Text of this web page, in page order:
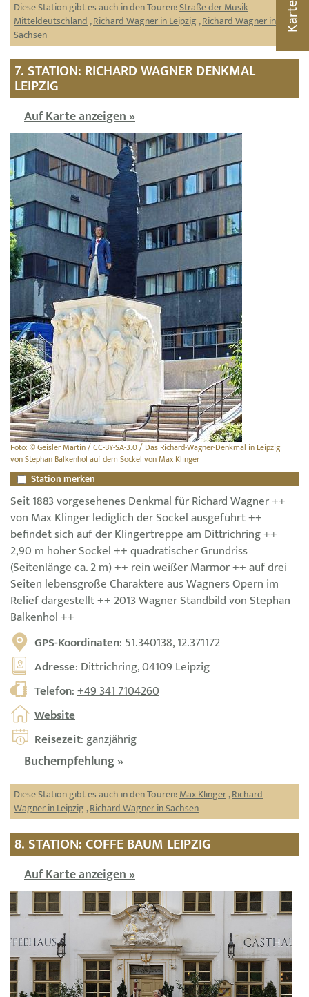
Diese Station gibt es auch in den Touren:Straße der Musik
Mitteldeutschland,Richard Wagner in Leipzig ,Richard Wagner in
Sachsen
7. STATION: RICHARD WAGNER DENKMAL
LEIPZIG
Auf Karte anzeigen »
Foto: © Geisler Martin / CC-BY-SA-3.0 / Das Richard-Wagner-Denkmal in Leipzig
von Stephan Balkenhol auf dem Sockel von Max Klinger
Station merken
Seit 1883 vorgesehenes Denkmal für Richard Wagner ++
von Max Klinger lediglich der Sockel ausgeführt ++
befindet sich auf der Klingertreppe am Dittrichring ++
2,90 m hoher Sockel ++ quadratischer Grundriss
(Seitenlänge ca. 2 m) ++ rein weißer Marmor ++ auf drei
Seiten lebensgroße Charaktere aus Wagners Opern im
Relief dargestellt ++ 2013 Wagner Standbild von Stephan
Balkenhol ++
GPS-Koordinaten: 51.340138, 12.371172
Adresse: Dittrichring, 04109 Leipzig
Telefon:+49 341 7104260
Website
Reisezeit: ganzjährig
Buchempfehlung »
Diese Station gibt es auch in den Touren:Max Klinger,Richard
Wagner in Leipzig ,Richard Wagner in Sachsen
8. STATION: COFFE BAUM LEIPZIG
Auf Karte anzeigen »
Karte